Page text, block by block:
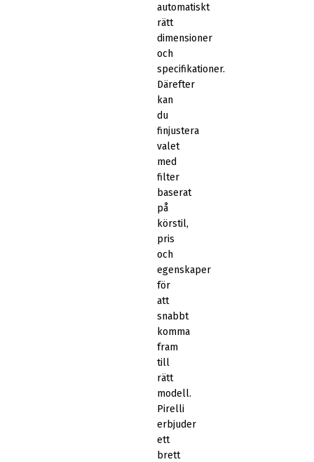
automatiskt
rätt
dimensioner
och
specifikationer.
Därefter
kan
du
finjustera
valet
med
filter
baserat
på
körstil,
pris
och
egenskaper
för
att
snabbt
komma
fram
till
rätt
modell.
Pirelli
erbjuder
ett
brett